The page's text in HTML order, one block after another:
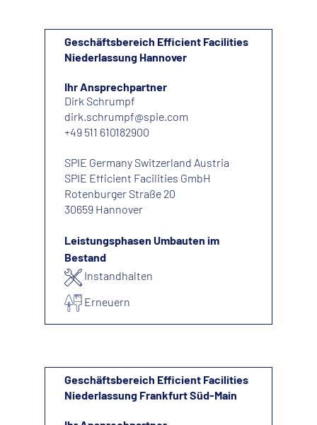
Geschäftsbereich Efficient Facilities
Niederlassung Hannover
Ihr Ansprechpartner
Dirk Schrumpf
dirk.schrumpf@spie.com
+49 511 610182900
SPIE Germany Switzerland Austria
SPIE Efficient Facilities GmbH
Rotenburger Straße 20
30659 Hannover
Leistungsphasen Umbauten im
Bestand
Instandhalten
Erneuern
Geschäftsbereich Efficient Facilities
Niederlassung Frankfurt Süd-Main